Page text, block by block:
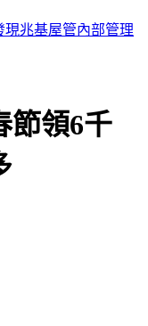
得罪台積電
節領6千